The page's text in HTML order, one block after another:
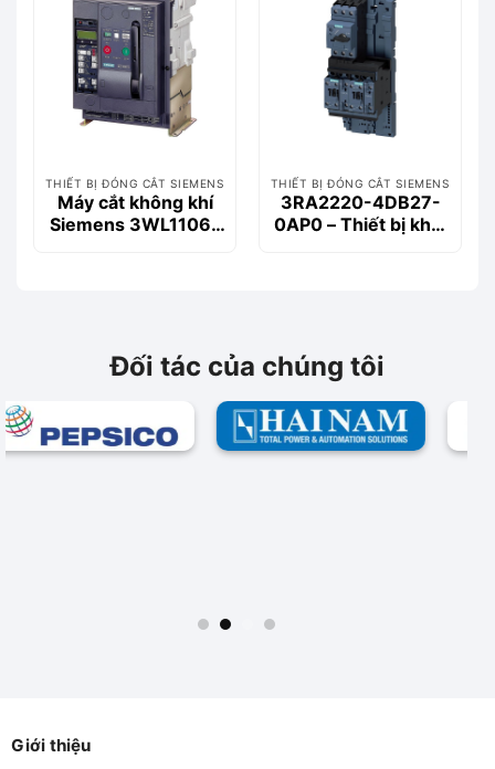
THIẾT BỊ ĐÓNG CẮT SIEMENS
Máy cắt không khí
Siemens 3WL1106-
THIẾT BỊ ĐÓNG CẮT SIEMENS
3RA2220-4DB27-
0AP0 – Thiết bị khởi
Đối tác của chúng tôi
Giới thiệu